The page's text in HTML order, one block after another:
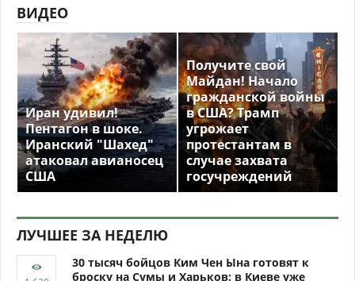
ВИДЕО
Иран удивил!
Пентагон в шоке.
Иранский "Шахед"
атаковал авианосец
США
Получите свой
Майдан! Начало
гражданской войны
в США? Трамп
угрожает
протестантам в
случае захвата
госучреждений
ЛУЧШЕЕ ЗА НЕДЕЛЮ
30 тысяч бойцов Ким Чен Ына готовят к
броску на Сумы и Харьков: в Киеве уже